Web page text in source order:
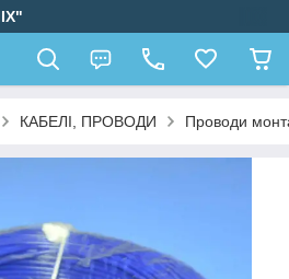
КАБЕЛІ, ПРОВОДИ Проводи